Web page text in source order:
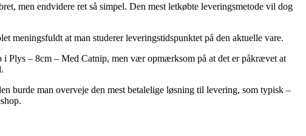
men endvidere ret så simpel. Den mest letkøbte leveringsmetode vil dog
meningsfuldt at man studerer leveringstidspunktet på den aktuelle vare.
Plys – 8cm – Med Catnip, men vær opmærksom på at det er påkrævet at
burde man overveje den mest betalelige løsning til levering, som typisk –